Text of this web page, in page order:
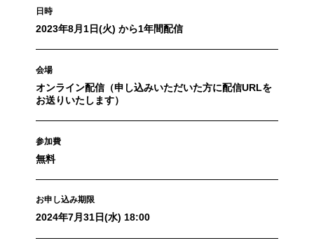
日時
2023年8月1日(火) から1年間配信
会場
オンライン配信（申し込みいただいた方に配信URLを
お送りいたします）
参加費
無料
お申し込み期限
2024年7月31日(水) 18:00